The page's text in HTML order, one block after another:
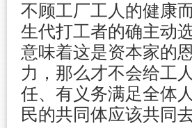
不顾工厂工人的健康
生代打工者的确主动
意味着这是资本家的
力，那么才不会给工
任、有义务满足全体
民的共同体应该共同